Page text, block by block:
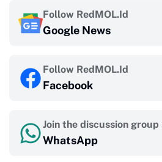
Follow RedMOL.Id
Google News
Follow RedMOL.Id
Facebook
Join the discussion group
WhatsApp